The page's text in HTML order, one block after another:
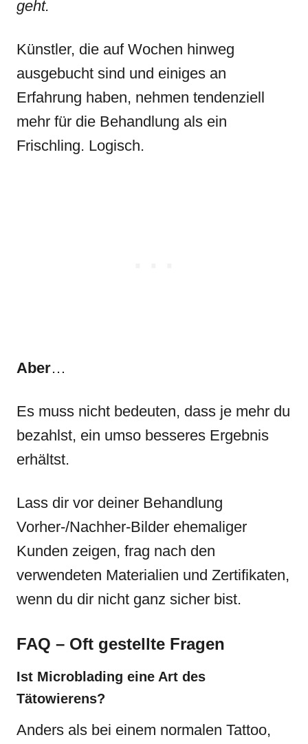
geht.
Künstler, die auf Wochen hinweg
ausgebucht sind und einiges an
Erfahrung haben, nehmen tendenziell
mehr für die Behandlung als ein
Frischling. Logisch.
Aber…
Es muss nicht bedeuten, dass je mehr du
bezahlst, ein umso besseres Ergebnis
erhältst.
Lass dir vor deiner Behandlung
Vorher-/Nachher-Bilder ehemaliger
Kunden zeigen, frag nach den
verwendeten Materialien und Zertifikaten,
wenn du dir nicht ganz sicher bist.
FAQ – Oft gestellte Fragen
Ist Microblading eine Art des
Tätowierens?
Anders als bei einem normalen Tattoo,